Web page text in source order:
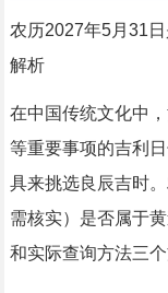
农历2027年5月31
解析
在中国传统文化中
等重要事项的吉利
具来挑选良辰吉时。
需核实）是否属于
和实际查询方法三